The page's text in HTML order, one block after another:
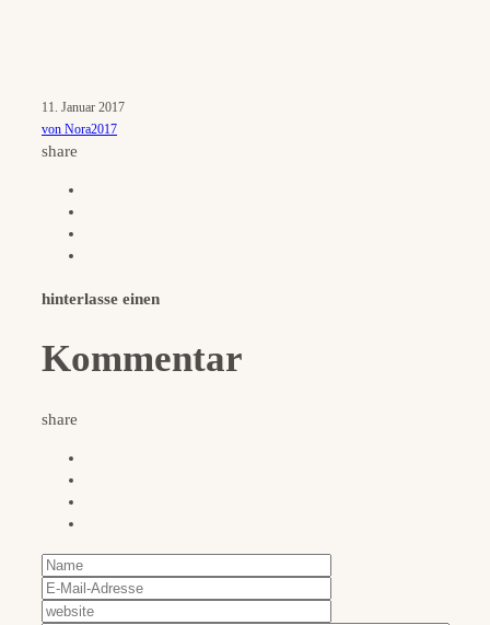
11. Januar 2017
von Nora2017
share
hinterlasse einen
Kommentar
share